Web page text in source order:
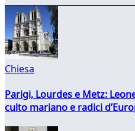
Chiesa
Parigi, Lourdes e Metz:
culto mariano e radici